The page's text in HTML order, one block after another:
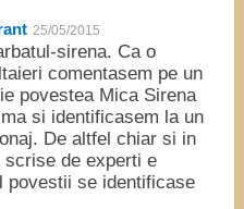
25/05/2015
sirena. Ca o
comentasem pe un
povestea Mica Sirena
si identificasem la un
De altfel chiar si in
de experti e
povestii se identificase